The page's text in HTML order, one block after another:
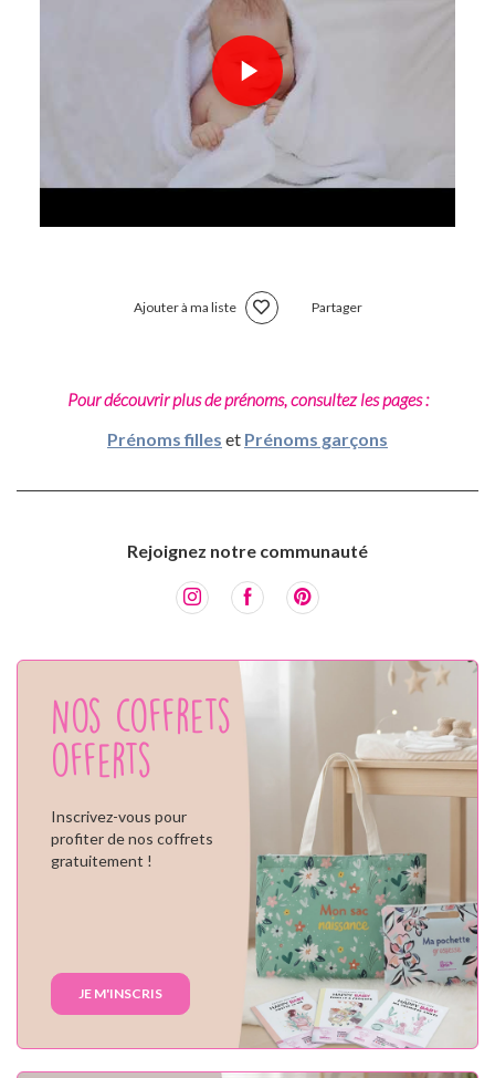
Ajouter à ma liste Partager
Pour découvrir plus de prénoms, consultez les pages :
Prénoms filles et Prénoms garçons
Rejoignez notre communauté
Nos coffrets
offerts
Inscrivez-vous pour
profiter de nos coffrets
gratuitement !
JE M'INSCRIS